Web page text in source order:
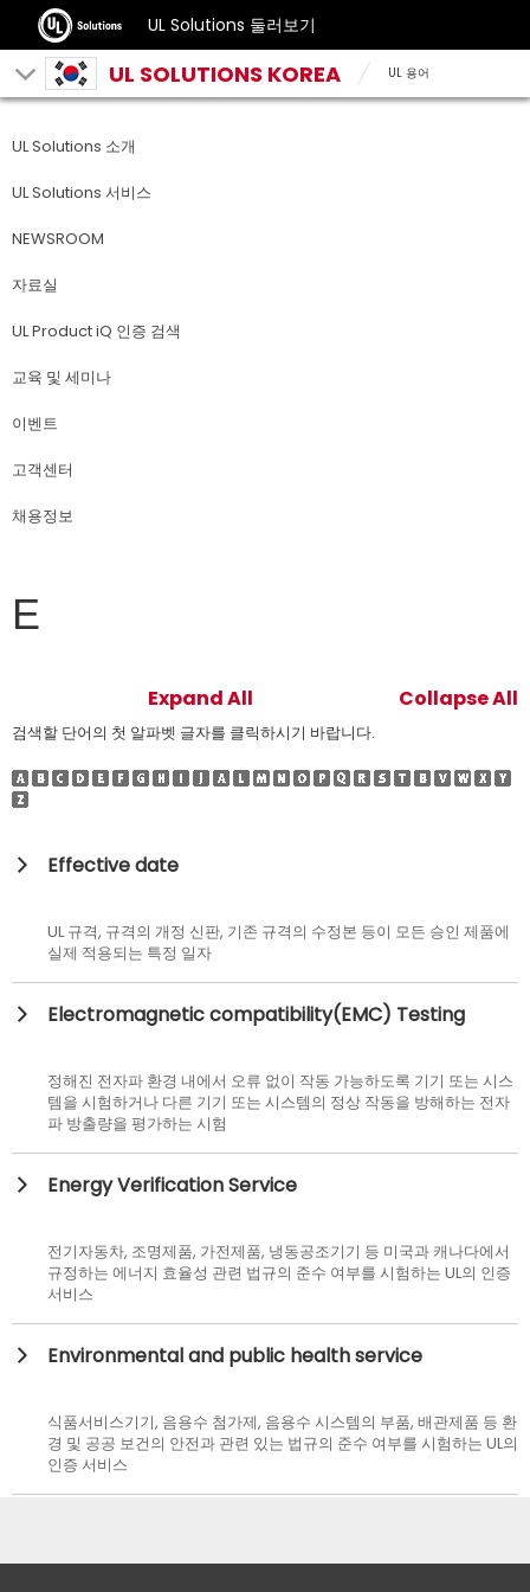
UL Solutions 둘러보기
UL SOLUTIONS KOREA UL 용어
UL Solutions 소개
UL Solutions 서비스
NEWSROOM
자료실
UL Product iQ 인증 검색
교육 및 세미나
이벤트
고객센터
채용정보
E
Expand All Collapse All
검색할 단어의 첫 알파벳 글자를 클릭하시기 바랍니다.
Effective date
UL 규격, 규격의 개정 신판, 기존 규격의 수정본 등이 모든 승인 제품에
실제 적용되는 특정 일자
Electromagnetic compatibility(EMC) Testing
정해진 전자파 환경 내에서 오류 없이 작동 가능하도록 기기 또는 시스
템을 시험하거나 다른 기기 또는 시스템의 정상 작동을 방해하는 전자
파 방출량을 평가하는 시험
Energy Verification Service
전기자동차, 조명제품, 가전제품, 냉동공조기기 등 미국과 캐나다에서
규정하는 에너지 효율성 관련 법규의 준수 여부를 시험하는 UL의 인증
서비스
Environmental and public health service
식품서비스기기, 음용수 첨가제, 음용수 시스템의 부품, 배관제품 등 환
경 및 공공 보건의 안전과 관련 있는 법규의 준수 여부를 시험하는 UL의
인증 서비스